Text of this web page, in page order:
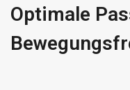
Optimale